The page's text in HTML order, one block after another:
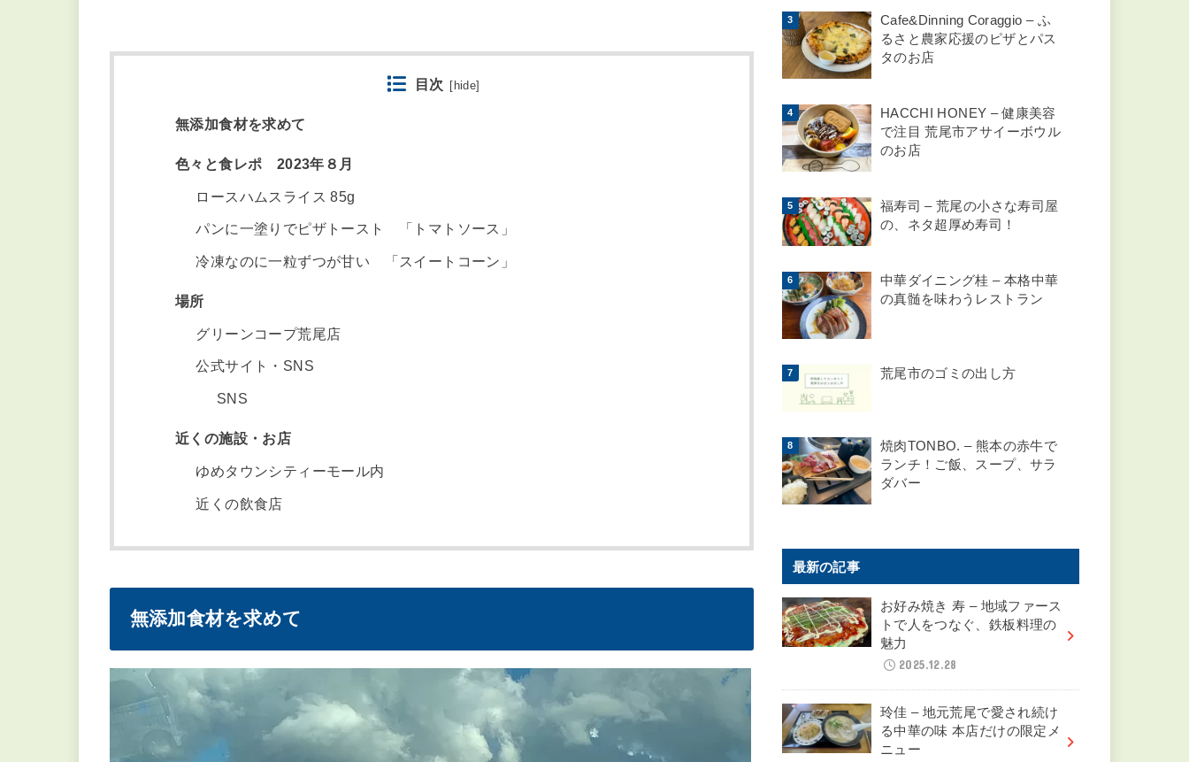
目次 hide
無添加食材を求めて
色々と食レポ 2023年８月
ロースハムスライス 85g
パンに一塗りでピザトースト 「トマトソース」
冷凍なのに一粒ずつが甘い 「スイートコーン」
場所
グリーンコープ荒尾店
公式サイト・SNS
SNS
近くの施設・お店
ゆめタウンシティーモール内
近くの飲食店
無添加食材を求めて
Cafe&Dinning Coraggio – ふ
るさと農家応援のピザとパス
タのお店
HACCHI HONEY – 健康美容
で注目 荒尾市アサイーボウル
のお店
福寿司 – 荒尾の小さな寿司屋
の、ネタ超厚め寿司！
中華ダイニング桂 – 本格中華
の真髄を味わうレストラン
荒尾市のゴミの出し方
焼肉TONBO. – 熊本の赤牛で
ランチ！ご飯、スープ、サラ
ダバー
最新の記事
お好み焼き 寿 – 地域ファース
トで人をつなぐ、鉄板料理の
魅力
2025.12.28
玲佳 – 地元荒尾で愛され続け
る中華の味 本店だけの限定メ
ニュー